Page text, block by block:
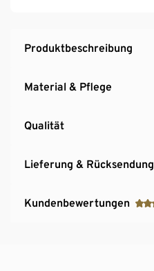
Produktbeschreibung
Material & Pflege
Qualität
Lieferung & Rücksendung
Kundenbewertungen